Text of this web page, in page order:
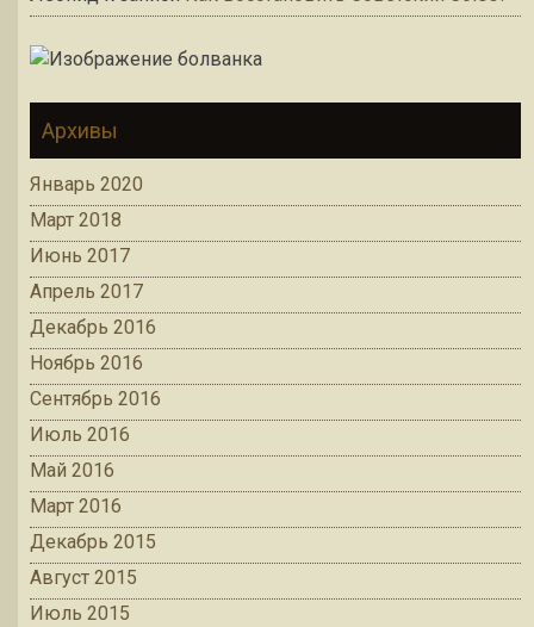
Архивы
Январь 2020
Март 2018
Июнь 2017
Апрель 2017
Декабрь 2016
Ноябрь 2016
Сентябрь 2016
Июль 2016
Май 2016
Март 2016
Декабрь 2015
Август 2015
Июль 2015